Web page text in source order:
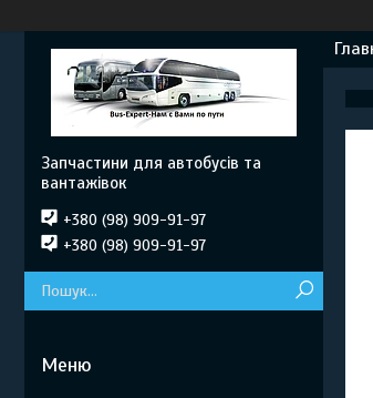
Запчастини для автобусів та
вантажівок
+380 (98) 909-91-97
+380 (98) 909-91-97